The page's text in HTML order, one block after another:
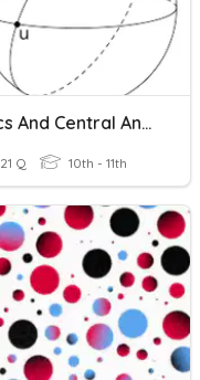
Arcs And Central Angles
21 Q 10th - 11th